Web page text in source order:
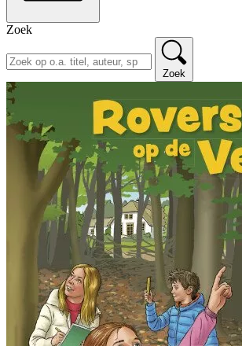
Zoek
Zoek